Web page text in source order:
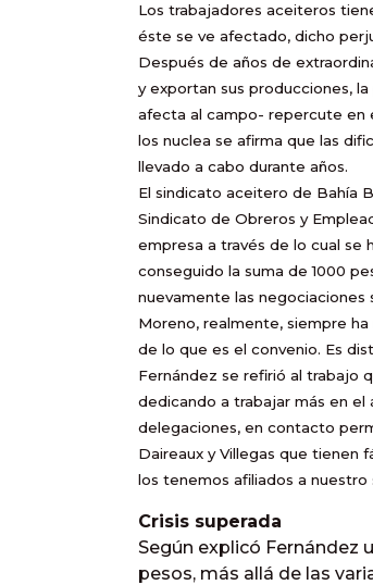
Los trabajadores aceiteros
éste se ve afectado, dicho
Después de años de
y exportan sus producciones,
afecta al campo- repercute en
los nuclea se afirma que las
llevado a cabo durante años.
El sindicato aceitero de Bahía
Sindicato de Obreros y
empresa a través de lo cual se
conseguido la suma de 1000
nuevamente las negociaciones
Moreno, realmente, siempre
de lo que es el convenio. Es
Fernández se refirió al trabajo
dedicando a trabajar más en el
delegaciones, en contacto
Daireaux y Villegas que tienen
los tenemos afiliados a nuestro
Crisis superada
Según explicó Fernández
pesos, más allá de las